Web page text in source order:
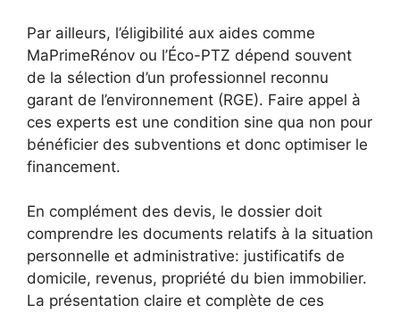
Par ailleurs, l’éligibilité aux aides comme
MaPrimeRénov ou l’Éco-PTZ dépend souvent
de la sélection d’un professionnel reconnu
garant de l’environnement (RGE). Faire appel à
ces experts est une condition sine qua non pour
bénéficier des subventions et donc optimiser le
financement.
En complément des devis, le dossier doit
comprendre les documents relatifs à la situation
personnelle et administrative: justificatifs de
domicile, revenus, propriété du bien immobilier.
La présentation claire et complète de ces